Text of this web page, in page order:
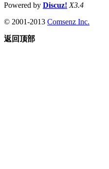
Powered by Discuz! X3.4
© 2001-2013 Comsenz Inc.
返回顶部